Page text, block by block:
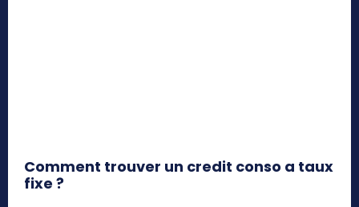
Comment trouver un credit conso a taux
fixe ?